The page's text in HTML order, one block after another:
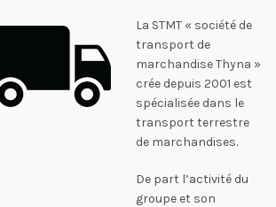
La STMT « société de
transport de
marchandise Thyna »
crée depuis 2001 est
spécialisée dans le
transport terrestre
de marchandises.
De part l’activité du
groupe et son